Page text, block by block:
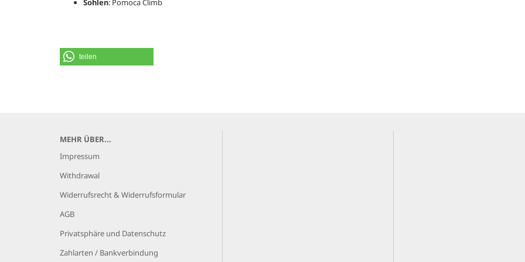
Sohlen: Pomoca Climb
teilen
MEHR ÜBER...
Impressum
Withdrawal
Widerrufsrecht & Widerrufsformular
AGB
Privatsphäre und Datenschutz
Zahlarten / Bankverbindung